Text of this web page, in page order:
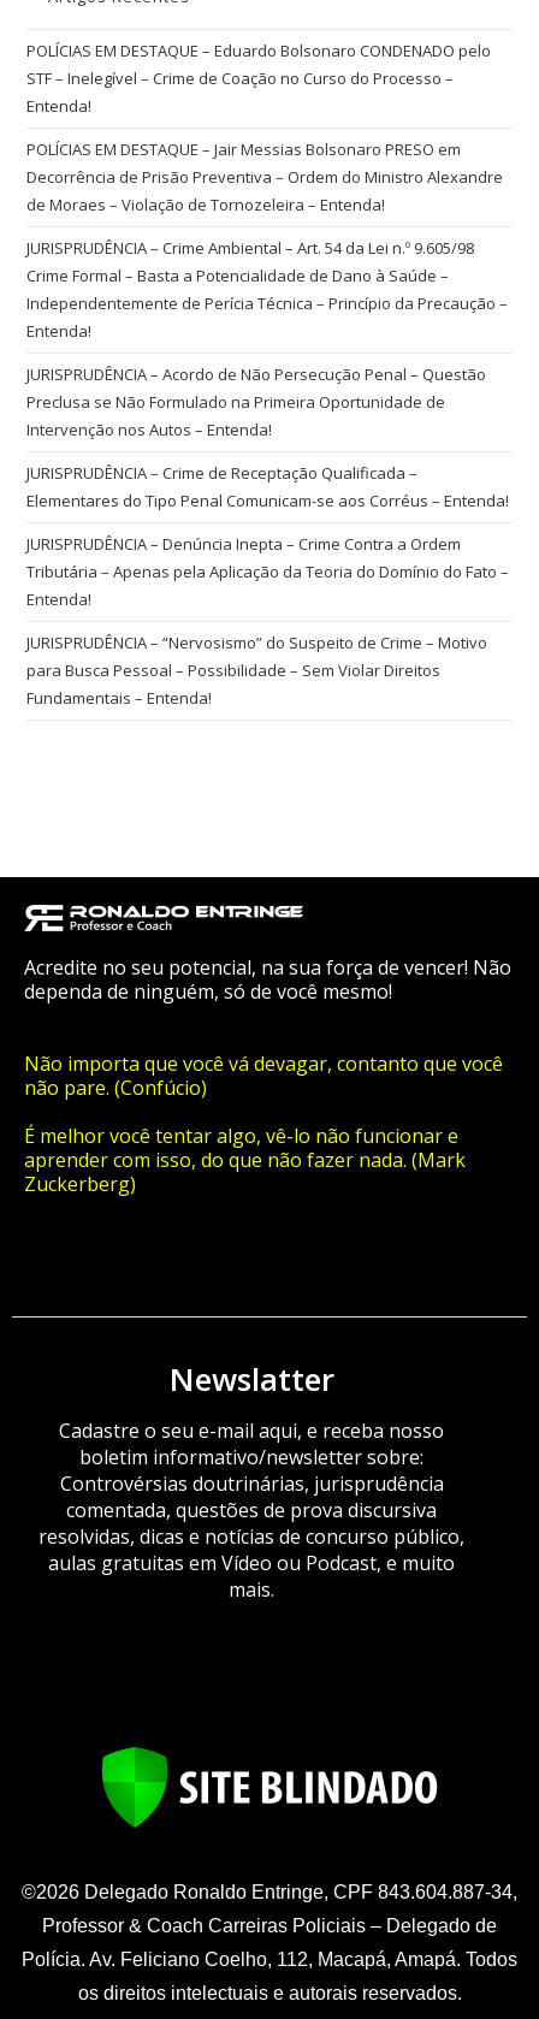
POLÍCIAS EM DESTAQUE – Eduardo Bolsonaro CONDENADO pelo
STF – Inelegível – Crime de Coação no Curso do Processo –
Entenda!
POLÍCIAS EM DESTAQUE – Jair Messias Bolsonaro PRESO em
Decorrência de Prisão Preventiva – Ordem do Ministro Alexandre
de Moraes – Violação de Tornozeleira – Entenda!
JURISPRUDÊNCIA – Crime Ambiental – Art. 54 da Lei n.º 9.605/98
Crime Formal – Basta a Potencialidade de Dano à Saúde –
Independentemente de Perícia Técnica – Princípio da Precaução –
Entenda!
JURISPRUDÊNCIA – Acordo de Não Persecução Penal – Questão
Preclusa se Não Formulado na Primeira Oportunidade de
Intervenção nos Autos – Entenda!
JURISPRUDÊNCIA – Crime de Receptação Qualificada –
Elementares do Tipo Penal Comunicam-se aos Corréus – Entenda!
JURISPRUDÊNCIA – Denúncia Inepta – Crime Contra a Ordem
Tributária – Apenas pela Aplicação da Teoria do Domínio do Fato –
Entenda!
JURISPRUDÊNCIA – “Nervosismo” do Suspeito de Crime – Motivo
para Busca Pessoal – Possibilidade – Sem Violar Direitos
Fundamentais – Entenda!
Acredite no seu potencial, na sua força de vencer! Não
dependa de ninguém, só de você mesmo!
Não importa que você vá devagar, contanto que você
não pare. (Confúcio)
É melhor você tentar algo, vê-lo não funcionar e
aprender com isso, do que não fazer nada. (Mark
Zuckerberg)
Newslatter
Cadastre o seu e-mail aqui, e receba nosso
boletim informativo/newsletter sobre:
Controvérsias doutrinárias, jurisprudência
comentada, questões de prova discursiva
resolvidas, dicas e notícias de concurso público,
aulas gratuitas em Vídeo ou Podcast, e muito
mais.
©2026 Delegado Ronaldo Entringe, CPF 843.604.887-34,
Professor & Coach Carreiras Policiais – Delegado de
Polícia. Av. Feliciano Coelho, 112, Macapá, Amapá. Todos
os direitos intelectuais e autorais reservados.